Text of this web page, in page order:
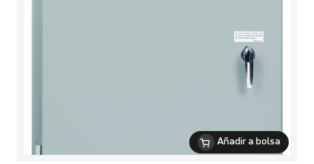
Añadir a bolsa